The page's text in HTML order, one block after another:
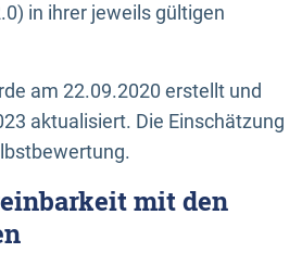
in ihrer jeweils gültigen
am 22.09.2020 erstellt und
aktualisiert. Die Einschätzung
mit den